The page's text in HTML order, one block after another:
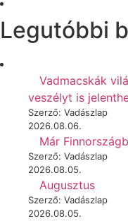
Legutóbbi
Vadmacskák
veszélyt is
Szerző: Vadászlap
2026.08.06.
Már
Szerző: Vadászlap
2026.08.05.
Augusztus
Szerző: Vadászlap
2026.08.05.